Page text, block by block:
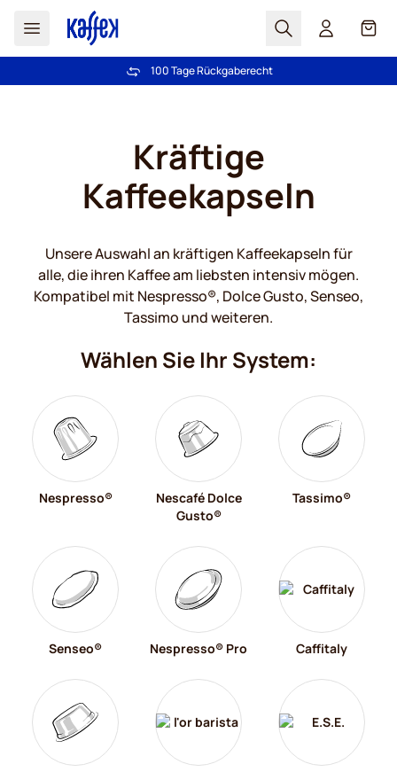
Suchen Cart
Kostenlos Lieferung über CHF 49
Preisgarantie- Immer faire Preise!
100 Tage Rückgaberecht
Mehr als 2.000.000 Kunden schenken uns ihr Vertrauen
Kräftige
Kaffeekapseln
Unsere Auswahl an kräftigen Kaffeekapseln für
alle, die ihren Kaffee am liebsten intensiv mögen.
Kompatibel mit Nespresso®, Dolce Gusto, Senseo,
Tassimo und weiteren.
Wählen Sie Ihr System:
Nespresso®
Nescafé Dolce
Gusto®
Tassimo®
Senseo® Nespresso® Pro Caffitaly